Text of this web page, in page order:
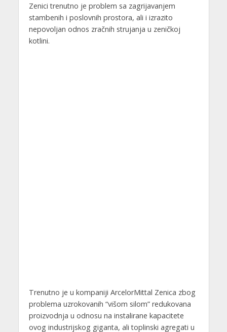
Zenici trenutno je problem sa zagrijavanjem
stambenih i poslovnih prostora, ali i izrazito
nepovoljan odnos zračnih strujanja u zeničkoj
kotlini.
Trenutno je u kompaniji ArcelorMittal Zenica zbog
problema uzrokovanih “višom silom” redukovana
proizvodnja u odnosu na instalirane kapacitete
ovog industrijskog giganta, ali toplinski agregati u